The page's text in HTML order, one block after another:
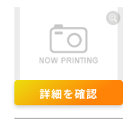
詳細を確認